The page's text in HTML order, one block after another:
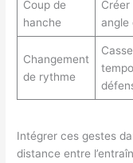
Coup de
hanche
Créer
angle
Changement
de rythme
tempo
Intégrer ces gestes
distance entre